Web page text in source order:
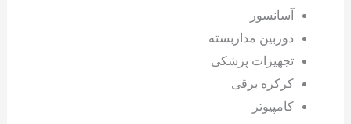
آسانسور
دوربین مداربسته
تجهیزات پزشکی
کرکره برقی
کامپیوتر